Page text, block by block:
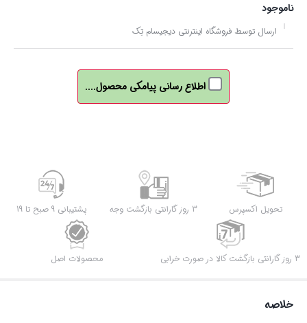
ناموجود
ارسال توسط فروشگاه اینترنتی دیجیسام تِک
اطلاع رسانی پیامکی محصول....
تحویل اکسپرس 3 روز گارانتی بازگشت وجه پشتیبانی 9 صبح تا 19
3 روز گارانتی بازگشت کالا در صورت خرابی محصولات اصل
خلاصه